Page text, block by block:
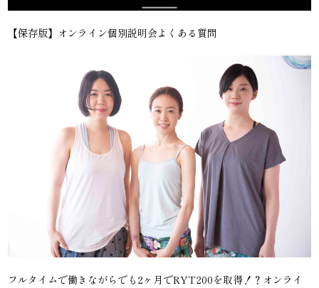
【保存版】オンライン個別説明会よくある質問
フルタイムで働きながらでも2ヶ月でRYT200を取得！？オンライ